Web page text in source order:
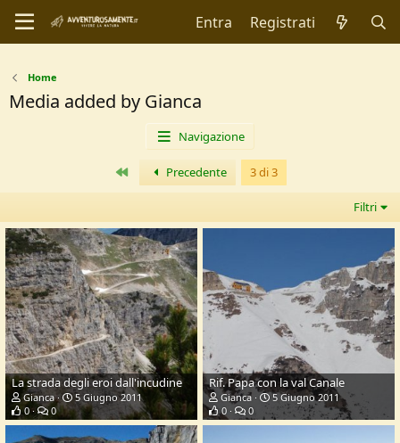
Entra Registrati
Home
Media added by Gianca
Navigazione
Primo Precedente 3 di 3
Filtri
La strada degli eroi dall'incudine
Gianca
5 Giugno 2011
0
0
Rif. Papa con la val Canale
Gianca
5 Giugno 2011
0
0